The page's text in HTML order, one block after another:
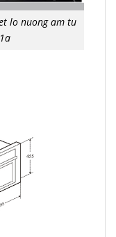
lo nuong am tu